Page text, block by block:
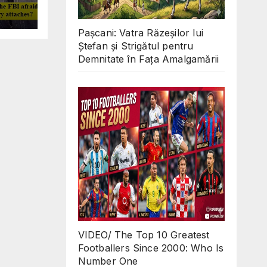
in
Pașcani: Vatra Răzeșilor lui
Ștefan și Strigătul pentru
Demnitate în Fața Amalgamării
VIDEO/ The Top 10 Greatest
Footballers Since 2000: Who Is
Number One